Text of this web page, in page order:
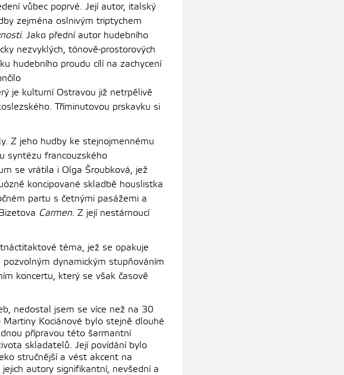
vůbec poprvé. Její autor, italský
zejména oslnivým triptychem
. Jako přední autor hudebního
nezvyklých, tónově-prostorových
hudebního proudu cílí na zachycení
je kulturní Ostravou již netrpělivě
Tříminutovou prskavku si
Z jeho hudby ke stejnojmennému
syntézu francouzského
se vrátila i Olga Šroubková, jež
koncipované skladbě houslistka
partu s četnými pasážemi a
Carmen. Z její nestárnoucí
téma, jež se opakuje
dynamickým stupňováním
koncertu, který se však časově
nedostal jsem se více než na 30
Kociánové bylo stejně dlouhé
přípravou této šarmantní
skladatelů. Její povídání bylo
stručnější a vést akcent na
autory signifikantní, nevšední a